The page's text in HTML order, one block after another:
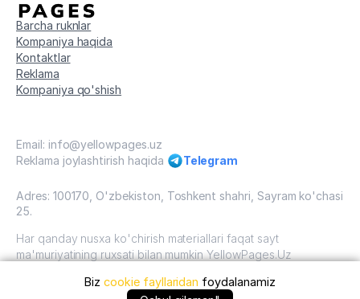
Barcha ruknlar
Kompaniya haqida
Kontaktlar
Reklama
Kompaniya qo'shish
Email: info@yellowpages.uz
Reklama joylashtirish haqida
Telegram
Adres: 100170, O'zbekiston, Toshkent shahri, Sayram ko'chasi
25.
Har qanday nusxa ko'chirish materiallari faqat sayt
ma'muriyatining ruxsati bilan mumkin YellowPages.Uz
O'zbekiston, 2009 - 2026 / O'zbekiston "sariq
Bizcookie fayllaridan foydalanamiz